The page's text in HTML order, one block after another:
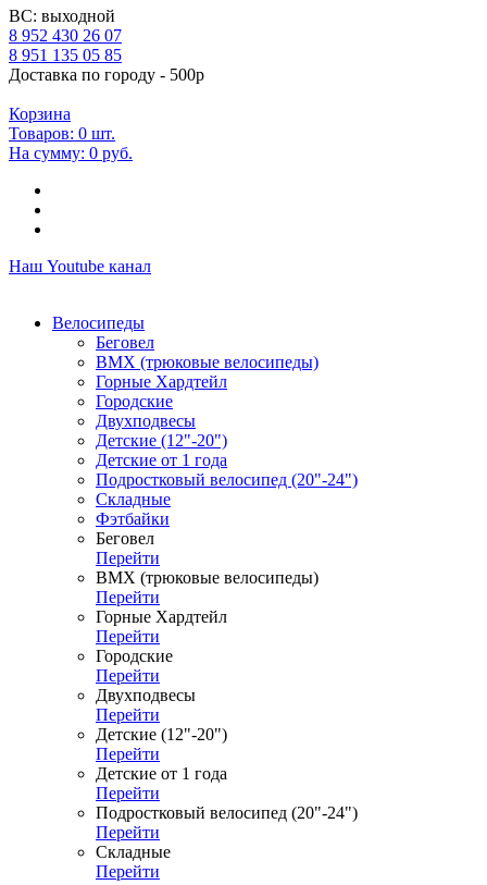
ВС: выходной
8 952 430 26 07
8 951 135 05 85
Доставка по городу - 500р
Корзина
Товаров: 0 шт.
На сумму: 0 руб.
Наш Youtube канал
Велосипеды
Беговел
ВМХ (трюковые велосипеды)
Горные Хардтейл
Городские
Двухподвесы
Детские (12"-20")
Детские от 1 года
Подростковый велосипед (20"-24")
Складные
Фэтбайки
Беговел
Перейти
ВМХ (трюковые велосипеды)
Перейти
Горные Хардтейл
Перейти
Городские
Перейти
Двухподвесы
Перейти
Детские (12"-20")
Перейти
Детские от 1 года
Перейти
Подростковый велосипед (20"-24")
Перейти
Складные
Перейти